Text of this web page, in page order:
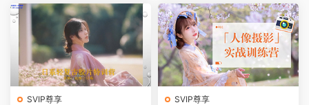
SVIP尊享 SVIP尊享